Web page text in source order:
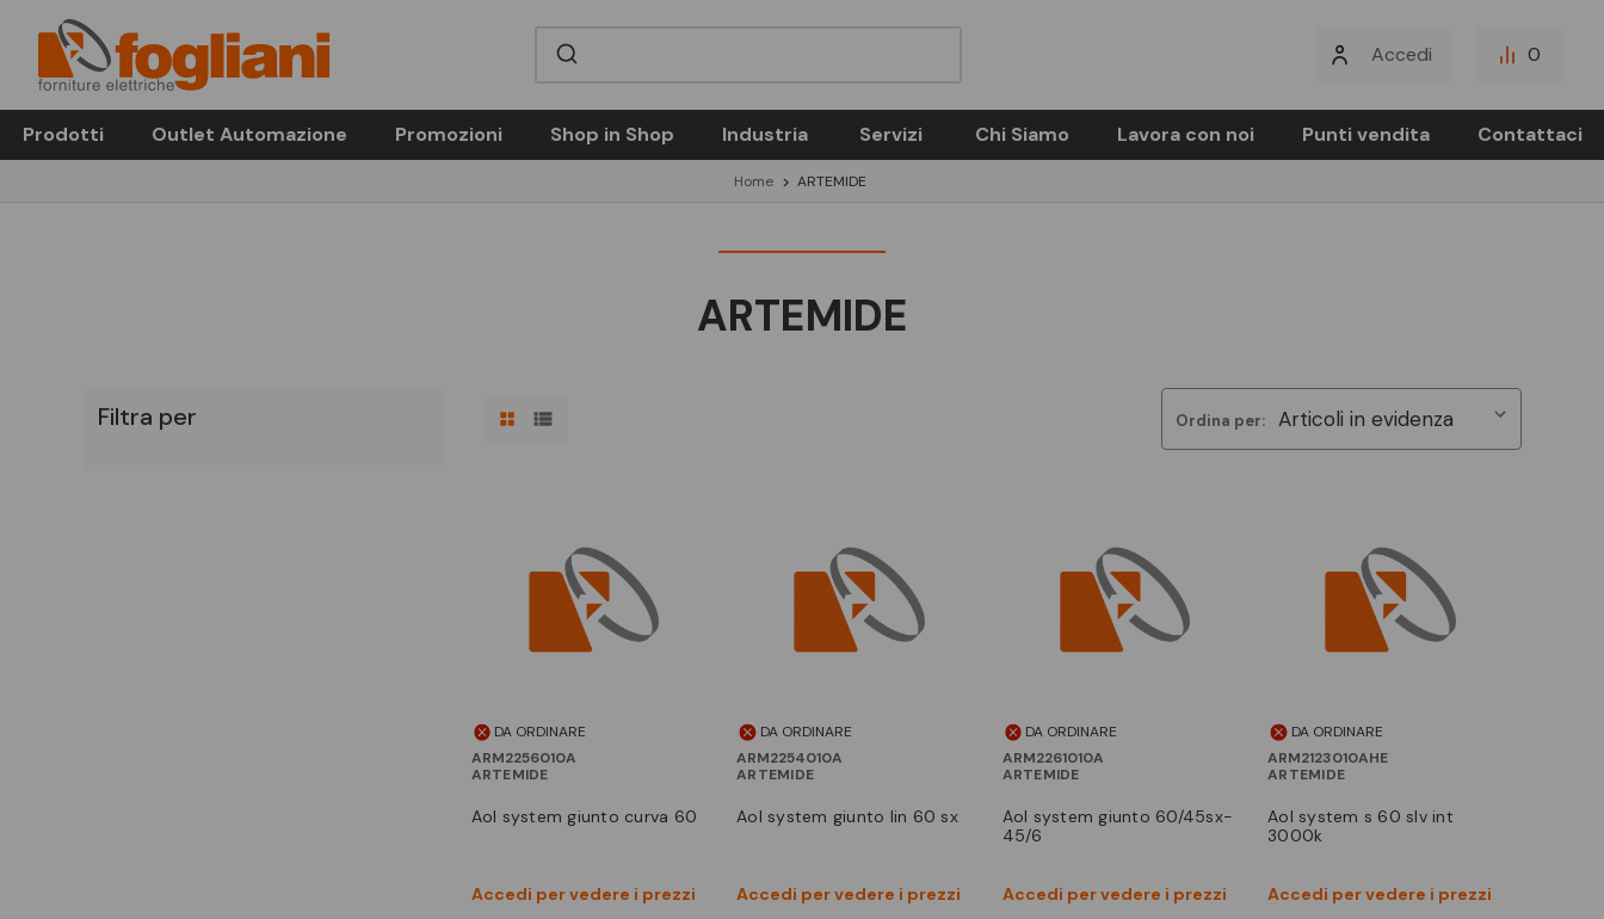
Accedi 0
Prodotti Outlet Automazione Promozioni Shop in Shop Industria Servizi Chi Siamo Lavora con noi Punti vendita Contattaci
Home ARTEMIDE
ARTEMIDE
Filtra per Ordina per:
DA ORDINARE
ARM2256010A
ARTEMIDE
aol system giunto curva 60
Accedi per vedere i prezzi
Confronta
DA ORDINARE
ARM2254010A
ARTEMIDE
aol system giunto lin 60 sx
Accedi per vedere i prezzi
Confronta
DA ORDINARE
ARM2261010A
ARTEMIDE
aol system giunto 60/45sx-
45/6
Accedi per vedere i prezzi
Confronta
DA ORDINARE
ARM2123010AHE
ARTEMIDE
aol system s 60 slv int
3000k
Accedi per vedere i prezzi
Confronta